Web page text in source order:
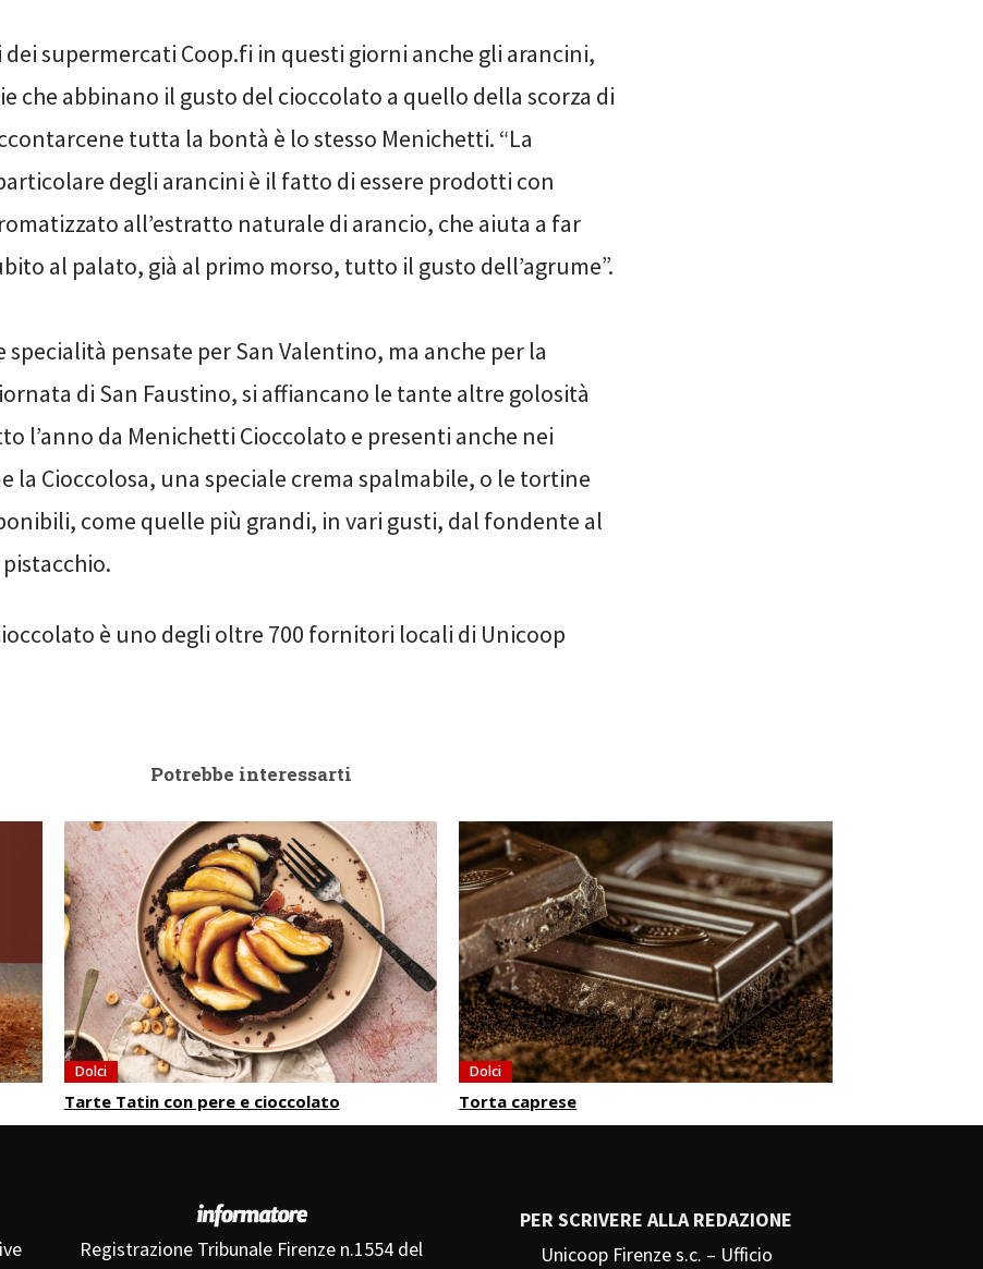
dei supermercati Coop.fi in questi giorni anche gli arancini,
che abbinano il gusto del cioccolato a quello della scorza di
tutta la bontà è lo stesso Menichetti. “La
degli arancini è il fatto di essere prodotti con
all’estratto naturale di arancio, che aiuta a far
al palato, già al primo morso, tutto il gusto dell’agrume”.
specialità pensate per San Valentino, ma anche per la
di San Faustino, si affiancano le tante altre golosità
l’anno da Menichetti Cioccolato e presenti anche nei
la Cioccolosa, una speciale crema spalmabile, o le tortine
come quelle più grandi, in vari gusti, dal fondente al
è uno degli oltre 700 fornitori locali di Unicoop
Potrebbe interessarti
Dolci
Tarte Tatin con pere e cioccolato
Dolci
Torta caprese
Registrazione Tribunale Firenze n.1554 del
PER SCRIVERE ALLA REDAZIONE
Unicoop Firenze s.c. – Ufficio